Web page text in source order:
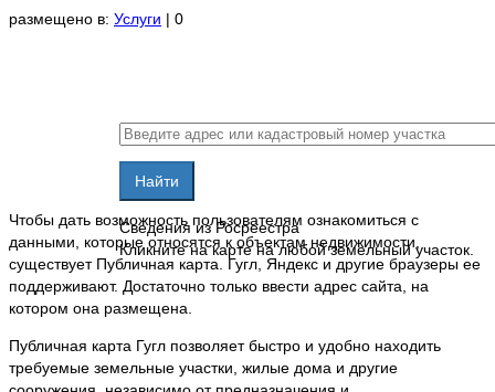
размещено в: Услуги | 0
Сведения из Росреестра
Кликните на карте на любой земельный участок.
Чтобы дать возможность пользователям ознакомиться с
данными, которые относятся к объектам недвижимости,
существует Публичная карта. Гугл, Яндекс и другие браузеры ее
поддерживают. Достаточно только ввести адрес сайта, на
котором она размещена.
Публичная карта Гугл позволяет быстро и удобно находить
требуемые земельные участки, жилые дома и другие